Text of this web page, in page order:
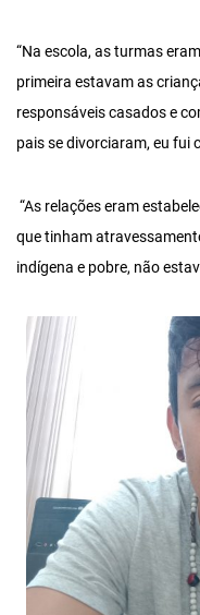
“Na escola, as turmas
primeira estavam as
responsáveis casados e
pais se divorciaram, eu fui
“As relações eram
que tinham
indígena e pobre, não